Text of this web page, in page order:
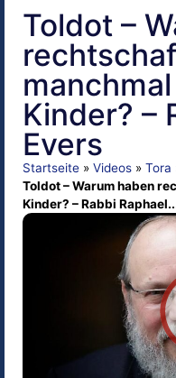
Toldot –
Kinder? –
Evers
Startseite » Videos » Tora
Toldot – Warum haben
Kinder? – Rabbi